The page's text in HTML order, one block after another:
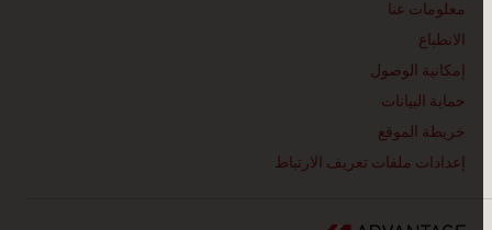
معلومات عنا
الانطباع
إمكانية الوصول
حماية البيانات
خريطة الموقع
إعدادات ملفات تعريف الارتباط